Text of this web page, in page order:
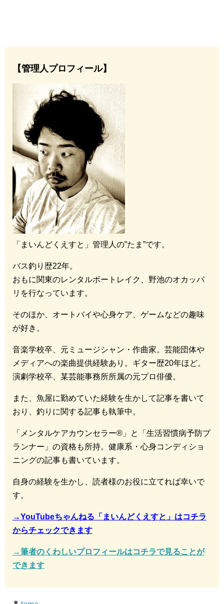
【管理人プロフィール】
「まいんどくえすと」管理人の”たま”です。
バス釣り歴22年。
おもに関東のレンタルボートレイク、野池のオカッパ
リを行なっています。
そのほか、オートバイや心身ケア、ゲームなどの趣味
が好き。
音楽学校卒、元ミュージシャン・作曲家。芸能団体や
メディアへの楽曲提供経験あり。ギター歴20年ほど。
演劇学校卒、某芸能事務所所属の元プロ俳優。
また、魚屋に勤めていた経験を生かして記事を書いて
おり、釣りに関する記事も執筆中。
「メンタルケアカウンセラー®︎」と「生活習慣病予防プ
ランナー」の資格も所持。健康系・心身コンディショ
ニングの記事も書いています。
自身の経験を生かし、読者様のお役に立てれば幸いで
す。
→YouTubeちゃんねる「まいんどくえすと」はコチラ
からチェックできます
→筆者のくわしいプロフィールはコチラで見ることが
できます